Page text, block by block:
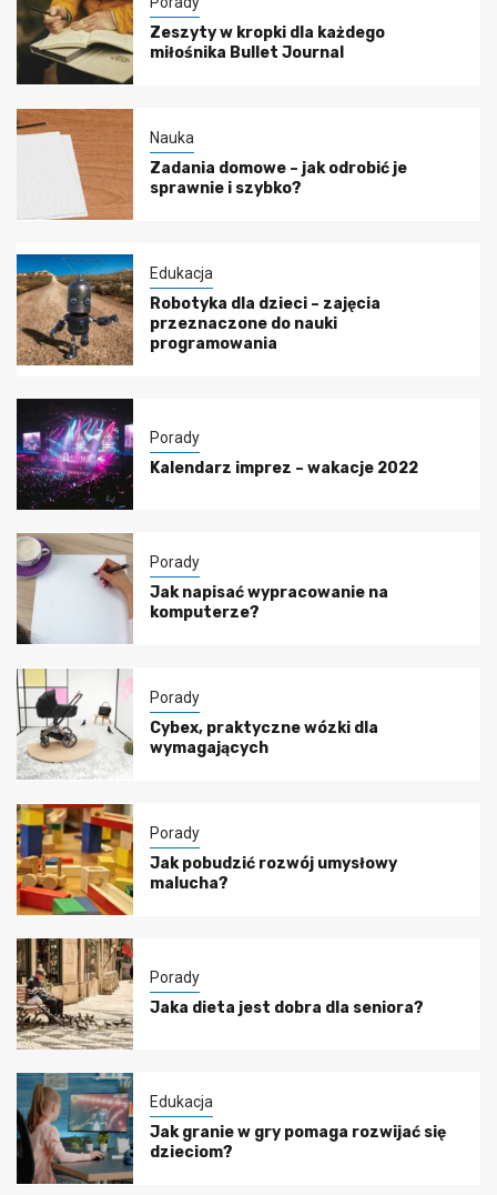
Zeszyty w kropki dla każdego
miłośnika Bullet Journal
Nauka
Zadania domowe – jak odrobić je
sprawnie i szybko?
Edukacja
Robotyka dla dzieci – zajęcia
przeznaczone do nauki
programowania
Porady
Kalendarz imprez – wakacje 2022
Porady
Jak napisać wypracowanie na
komputerze?
Porady
Cybex, praktyczne wózki dla
wymagających
Porady
Jak pobudzić rozwój umysłowy
malucha?
Porady
Jaka dieta jest dobra dla seniora?
Edukacja
Jak granie w gry pomaga rozwijać się
dzieciom?